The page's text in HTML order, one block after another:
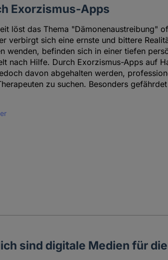
Exorzismus-Apps
löst das Thema "Dämonenaustreibung"
verbirgt sich eine ernste und bittere
wenden, befinden sich in einer tiefen
nach Hilfe. Durch Exorzismus-Apps auf
davon abgehalten werden,
zu suchen. Besonders
sind digitale Medien für